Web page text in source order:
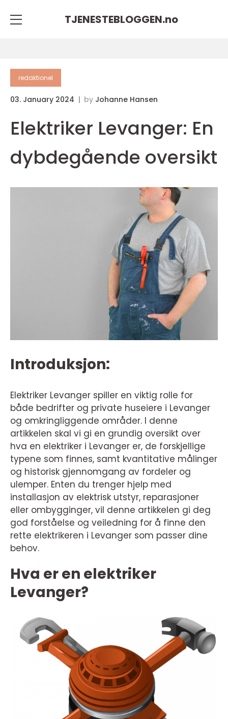
TJENESTEBLOGGEN.no
redaktionel
03. January 2024 by Johanne Hansen
Elektriker Levanger: En
dybdegående oversikt
Introduksjon:
Elektriker Levanger spiller en viktig rolle for
både bedrifter og private huseiere i Levanger
og omkringliggende områder. I denne
artikkelen skal vi gi en grundig oversikt over
hva en elektriker i Levanger er, de forskjellige
typene som finnes, samt kvantitative målinger
og historisk gjennomgang av fordeler og
ulemper. Enten du trenger hjelp med
installasjon av elektrisk utstyr, reparasjoner
eller ombygginger, vil denne artikkelen gi deg
god forståelse og veiledning for å finne den
rette elektrikeren i Levanger som passer dine
behov.
Hva er en elektriker
Levanger?